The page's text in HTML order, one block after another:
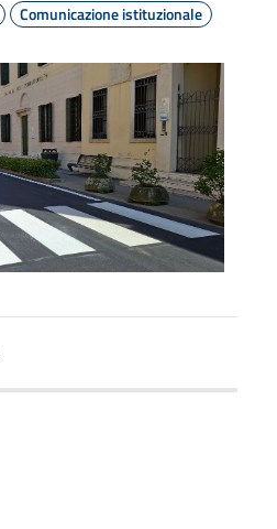
Comunicazione istituzionale